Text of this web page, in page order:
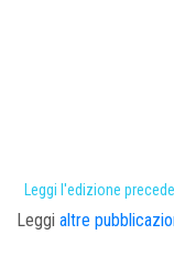
Leggi l'edizione
Leggi altre